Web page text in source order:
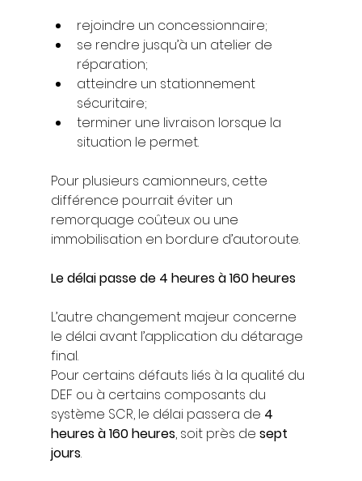
rejoindre un concessionnaire;
se rendre jusqu’à un atelier de
réparation;
atteindre un stationnement
sécuritaire;
terminer une livraison lorsque la
situation le permet.
Pour plusieurs camionneurs, cette
différence pourrait éviter un
remorquage coûteux ou une
immobilisation en bordure d’autoroute.
Le délai passe de 4 heures à 160 heures
L’autre changement majeur concerne
le délai avant l’application du détarage
final.
Pour certains défauts liés à la qualité du
DEF ou à certains composants du
système SCR, le délai passera de 4
heures à 160 heures, soit près de sept
jours.